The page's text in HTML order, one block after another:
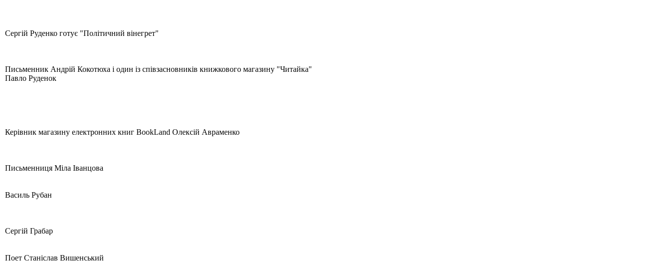
Сергій Руденко готує "Політичний вінегрет"
Письменник Андрій Кокотюха і один із співзасновників книжкового магазину "Читайка"
Павло Руденок
Керівник магазину електронних книг BookLand Олексій Авраменко
Письменниця Міла Іванцова
Василь Рубан
Сергій Грабар
Поет Станіслав Вишенський